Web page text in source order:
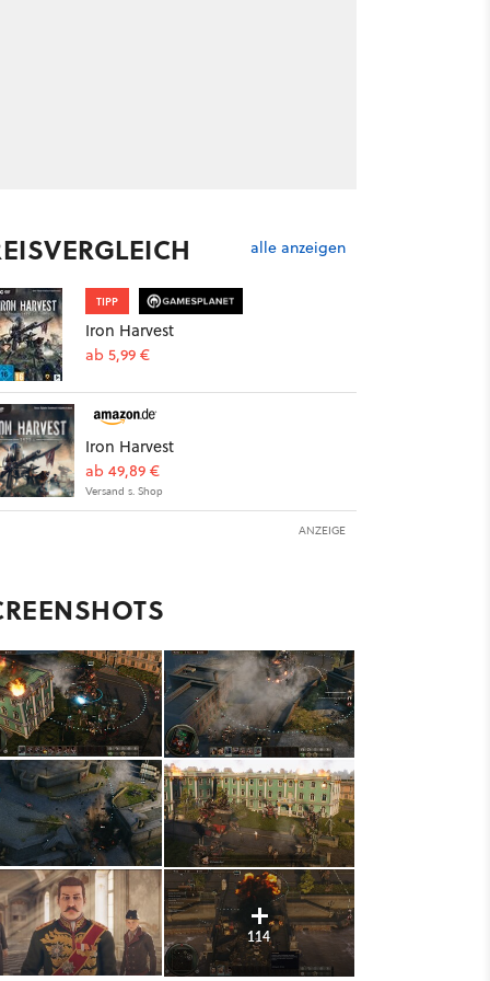
alle anzeigen
TIPP
Iron Harvest
ab 5,99 €
Iron Harvest
ab 49,89 €
Versand s. Shop
ANZEIGE
114